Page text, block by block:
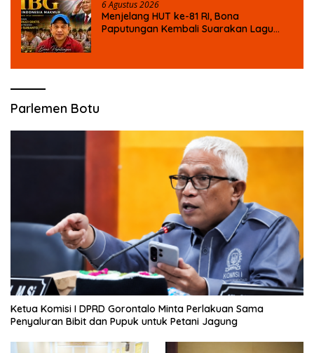
6 Agustus 2026
Menjelang HUT ke-81 RI, Bona
Paputungan Kembali Suarakan Lagu
Parlemen Botu
Ketua Komisi I DPRD Gorontalo Minta Perlakuan Sama
Penyaluran Bibit dan Pupuk untuk Petani Jagung